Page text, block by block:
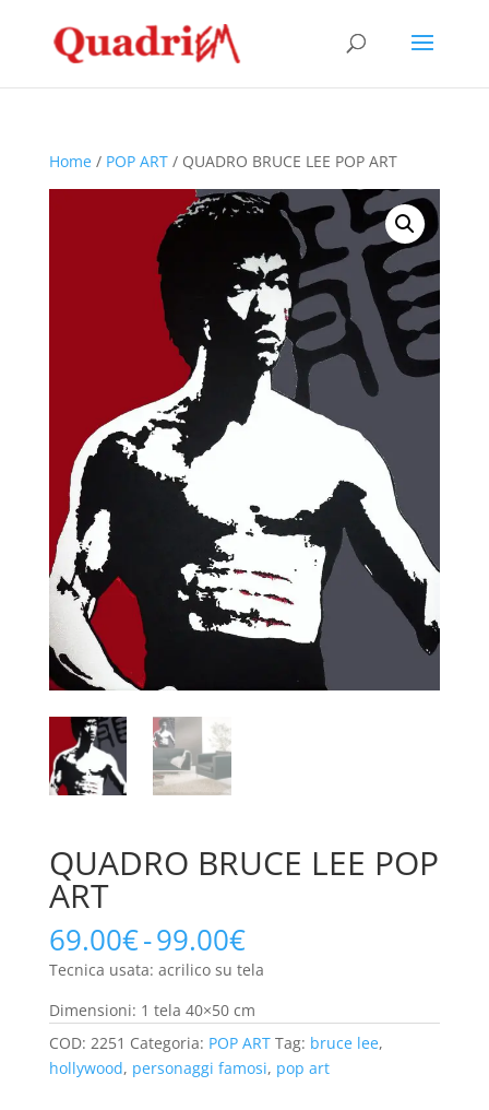
Home/ POP ART/ QUADRO BRUCE LEE POP ART
QUADRO BRUCE LEE POP
ART
69.00€-99.00€Fascia
di
prezzo:
da
69.00€
a
99.00€
Tecnica usata: acrilico su tela
Dimensioni: 1 tela 40×50 cm
COD: 2251 Categoria: POP ART Tag: bruce lee,
hollywood, personaggi famosi, pop art